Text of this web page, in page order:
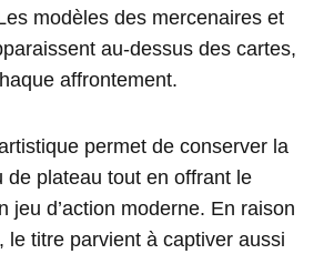
modèles des mercenaires et
au-dessus des cartes,
affrontement.
permet de conserver la
de plateau tout en offrant le
jeu d’action moderne. En raison
le titre parvient à captiver aussi